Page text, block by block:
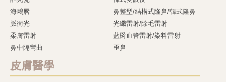
海鷗唇
鼻整型/結構式隆鼻/韓式隆鼻
脈衝光
光纖雷射/除毛雷射
柔膚雷射
藍爵血管雷射/染料雷射
鼻中隔彎曲
歪鼻
皮膚醫學